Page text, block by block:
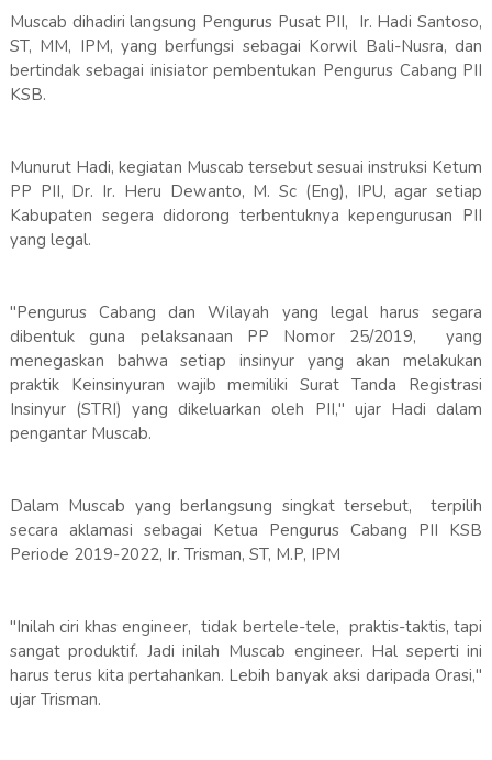
Muscab dihadiri langsung Pengurus Pusat PII, Ir. Hadi Santoso,
ST, MM, IPM, yang berfungsi sebagai Korwil Bali-Nusra, dan
bertindak sebagai inisiator pembentukan Pengurus Cabang PII
KSB.
Munurut Hadi, kegiatan Muscab tersebut sesuai instruksi Ketum
PP PII, Dr. Ir. Heru Dewanto, M. Sc (Eng), IPU, agar setiap
Kabupaten segera didorong terbentuknya kepengurusan PII
yang legal.
"Pengurus Cabang dan Wilayah yang legal harus segara
dibentuk guna pelaksanaan PP Nomor 25/2019, yang
menegaskan bahwa setiap insinyur yang akan melakukan
praktik Keinsinyuran wajib memiliki Surat Tanda Registrasi
Insinyur (STRI) yang dikeluarkan oleh PII," ujar Hadi dalam
pengantar Muscab.
Dalam Muscab yang berlangsung singkat tersebut, terpilih
secara aklamasi sebagai Ketua Pengurus Cabang PII KSB
Periode 2019-2022, Ir. Trisman, ST, M.P, IPM
"Inilah ciri khas engineer, tidak bertele-tele, praktis-taktis, tapi
sangat produktif. Jadi inilah Muscab engineer. Hal seperti ini
harus terus kita pertahankan. Lebih banyak aksi daripada Orasi,"
ujar Trisman.